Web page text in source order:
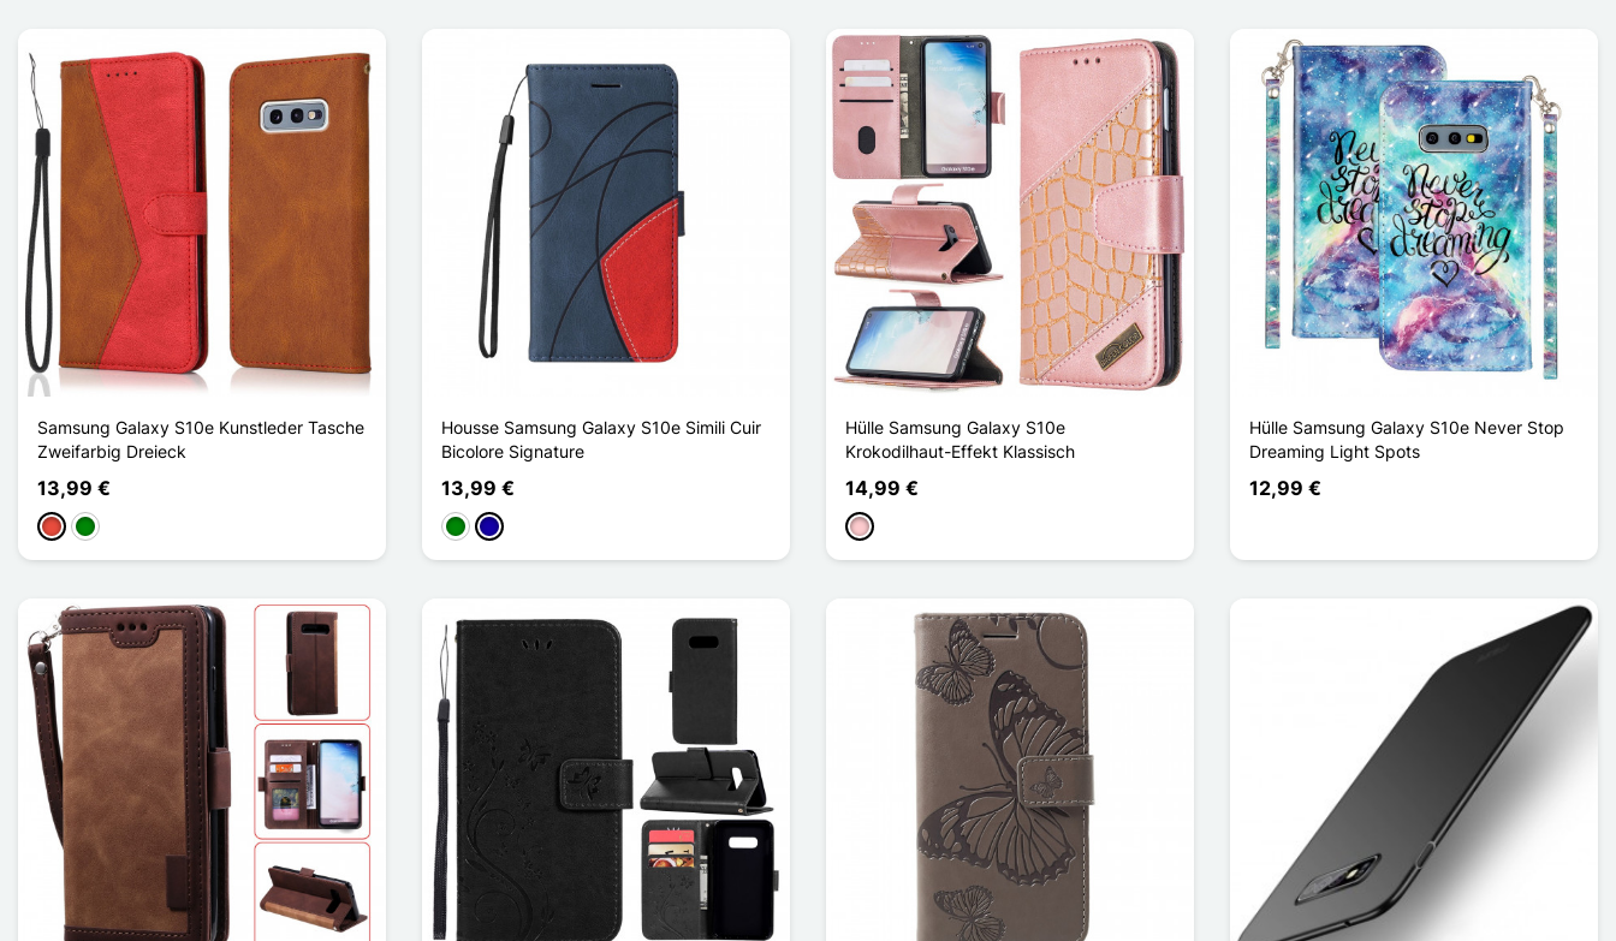
Samsung Galaxy S10e Kunstleder Tasche
Zweifarbig Dreieck
13,99 €
Rot Grün
Housse Samsung Galaxy S10e Simili Cuir
Bicolore Signature
13,99 €
GrünDunkelblau
Hülle Samsung Galaxy S10e
Krokodilhaut-Effekt Klassisch
14,99 €
Pink
Hülle Samsung Galaxy S10e Never Stop
Dreaming Light Spots
12,99 €